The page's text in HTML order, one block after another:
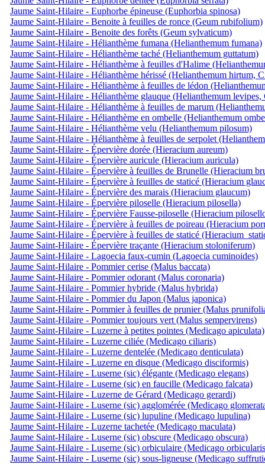
Jaume Saint-Hilaire - Euphorbe épineuse (Euphorbia spinosa)
Jaume Saint-Hilaire - Benoite à feuilles de ronce (Geum rubifolium)
Jaume Saint-Hilaire - Benoite des forêts (Geum sylvaticum)
Jaume Saint-Hilaire - Hélianthème fumana (Helianthemum fumana)
Jaume Saint-Hilaire - Hélianthème taché (Helianthemum guttatum)
Jaume Saint-Hilaire - Hélianthème à feuilles d'Halime
Jaume Saint-Hilaire - Hélianthème hérissé (Helianthemum hirtum,
Jaume Saint-Hilaire - Hélianthème à feuilles de lédon
Jaume Saint-Hilaire - Hélianthème glauque (Helianthemum levipes,
Jaume Saint-Hilaire - Hélianthème à feuilles de marum
Jaume Saint-Hilaire - Hélianthème en ombelle (Helianthemum
Jaume Saint-Hilaire - Hélianthème velu (Helianthemum pilosum)
Jaume Saint-Hilaire - Hélianthème à feuilles de serpolet
Jaume Saint-Hilaire - Épervière dorée (Hieracium aureum)
Jaume Saint-Hilaire - Épervière auricule (Hieracium auricula)
Jaume Saint-Hilaire - Épervière à feuilles de Brunelle (Hieracium
Jaume Saint-Hilaire - Épervière à feuilles de staticé (Hieracium
Jaume Saint-Hilaire - Épervière des marais (Hieracium glaucum)
Jaume Saint-Hilaire - Épervière piloselle (Hieracium pilosella)
Jaume Saint-Hilaire - Épervière Fausse-piloselle (Hieracium
Jaume Saint-Hilaire - Épervière à feuilles de poireau (Hieracium
Jaume Saint-Hilaire - Épervière à feuilles de staticé
Jaume Saint-Hilaire - Épervière traçante (Hieracium stoloniferum)
Jaume Saint-Hilaire - Lagoecia faux-cumin (Lagoecia cuminoides)
Jaume Saint-Hilaire - Pommier cerise (Malus baccata)
Jaume Saint-Hilaire - Pommier odorant (Malus coronaria)
Jaume Saint-Hilaire - Pommier hybride (Malus hybrida)
Jaume Saint-Hilaire - Pommier du Japon (Malus japonica)
Jaume Saint-Hilaire - Pommier à feuilles de prunier (Malus
Jaume Saint-Hilaire - Pommier toujours vert (Malus sempervirens)
Jaume Saint-Hilaire - Luzerne à petites pointes (Medicago apiculata)
Jaume Saint-Hilaire - Luzerne ciliée (Medicago ciliaris)
Jaume Saint-Hilaire - Luzerne dentelée (Medicago denticulata)
Jaume Saint-Hilaire - Luzerne en disque (Medicago disciformis)
Jaume Saint-Hilaire - Luserne (sic) élégante (Medicago elegans)
Jaume Saint-Hilaire - Luserne (sic) en faucille (Medicago falcata)
Jaume Saint-Hilaire - Luzerne de Gérard (Medicago gerardi)
Jaume Saint-Hilaire - Luserne (sic) agglomérée (Medicago
Jaume Saint-Hilaire - Luserne (sic) lupuline (Medicago lupulina)
Jaume Saint-Hilaire - Luzerne tachetée (Medicago maculata)
Jaume Saint-Hilaire - Luserne (sic) obscure (Medicago obscura)
Jaume Saint-Hilaire - Luserne (sic) orbiculaire (Medicago
Jaume Saint-Hilaire - Luserne (sic) sous-ligneuse (Medicago